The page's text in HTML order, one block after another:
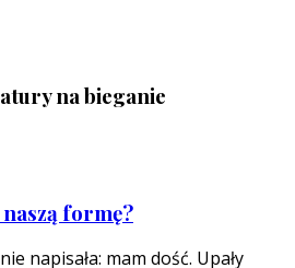
na bieganie
naszą formę?
napisała: mam dość. Upały